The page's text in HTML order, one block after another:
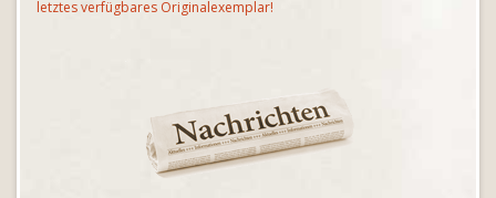
letztes verfügbares Originalexemplar!